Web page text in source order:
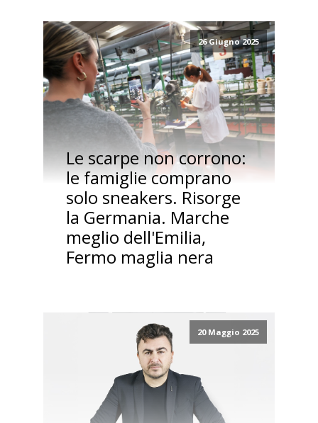
26 Giugno 2025
Le scarpe non corrono:
le famiglie comprano
solo sneakers. Risorge
la Germania. Marche
meglio dell'Emilia,
Fermo maglia nera
20 Maggio 2025